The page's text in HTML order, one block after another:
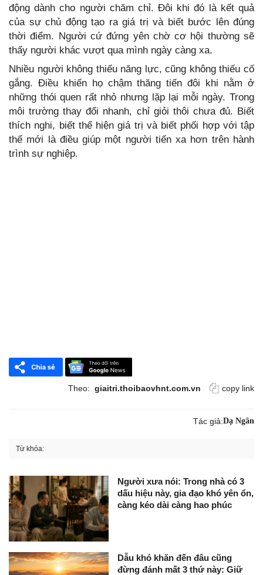
động dành cho người chăm chỉ. Đôi khi đó là kết quả
của sự chủ động tạo ra giá trị và biết bước lên đúng
thời điểm. Người cứ đứng yên chờ cơ hội thường sẽ
thấy người khác vượt qua mình ngày càng xa.
Nhiều người không thiếu năng lực, cũng không thiếu cố
gắng. Điều khiến họ chậm thăng tiến đôi khi nằm ở
những thói quen rất nhỏ nhưng lặp lại mỗi ngày. Trong
môi trường thay đổi nhanh, chỉ giỏi thôi chưa đủ. Biết
thích nghi, biết thể hiện giá trị và biết phối hợp với tập
thể mới là điều giúp một người tiến xa hơn trên hành
trình sự nghiệp.
Theo: giaitri.thoibaovhnt.com.vn copy link
Tác giả:Dạ Ngân
Từ khóa:
Người xưa nói: Trong nhà có 3
dấu hiệu này, gia đạo khó yên ổn,
càng kéo dài càng hao phúc
Dẫu khó khăn đến đâu cũng
đừng đánh mất 3 thứ này: Giữ